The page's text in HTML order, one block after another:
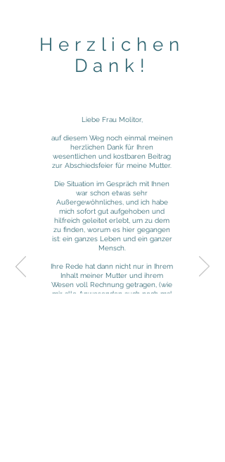
Herzlichen
Dank!
Liebe Frau Molitor,
auf diesem Weg noch einmal meinen
herzlichen Dank für Ihren
wesentlichen und kostbaren Beitrag
zur Abschiedsfeier für meine Mutter.
Die Situation im Gespräch mit Ihnen
war schon etwas sehr
Außergewöhnliches, und ich habe
mich sofort gut aufgehoben und
hilfreich geleitet erlebt, um zu dem
zu finden, worum es hier gegangen
ist: ein ganzes Leben und ein ganzer
Mensch.
Ihre Rede hat dann nicht nur in Ihrem
Inhalt meiner Mutter und ihrem
Wesen voll Rechnung getragen, (wie
mir alle Anwesenden auch noch mal